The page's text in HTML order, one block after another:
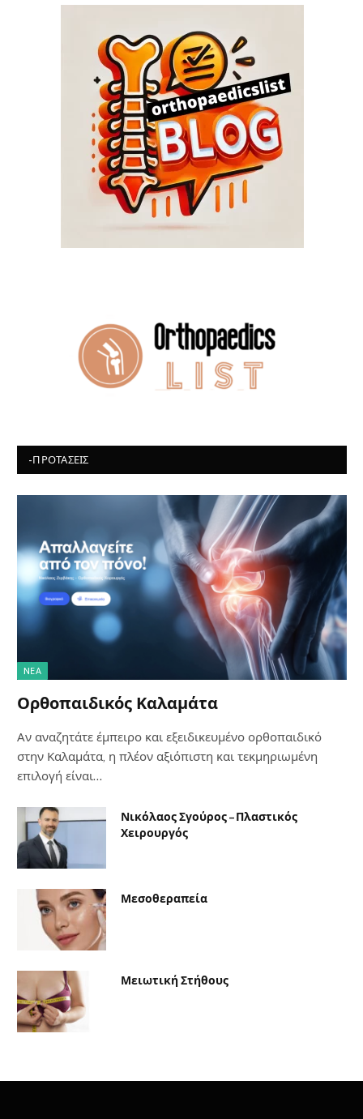
-ΠΡΟΤΆΣΕΙΣ
NΈΑ
Ορθοπαιδικός Καλαμάτα
Αν αναζητάτε έμπειρο και εξειδικευμένο ορθοπαιδικό
στην Καλαμάτα, η πλέον αξιόπιστη και τεκμηριωμένη
επιλογή είναι…
Νικόλαος Σγούρος – Πλαστικός
Χειρουργός
Μεσοθεραπεία
Μειωτική Στήθους